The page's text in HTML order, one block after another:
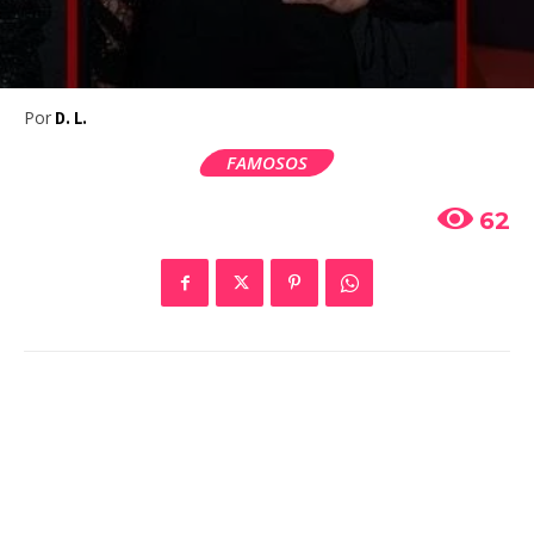
Por D. L.
FAMOSOS
62